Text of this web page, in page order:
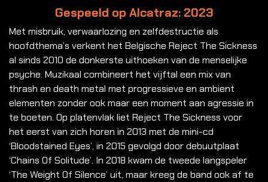
Gespeeld op Alcatraz: 2023
Met misbruik, verwaarlozing en zelfdestructie als
hoofdthema’s verkent het Belgische Reject The Sickness
al sinds 2010 de donkerste uithoeken van de menselijke
psyche. Muzikaal combineert het vijftal een mix van
thrash en death metal met progressieve en ambient
elementen zonder ook maar een moment aan agressie in
te boeten. Op platenvlak liet Reject The Sickness voor
het eerst van zich horen in 2013 met de mini-cd
‘Bloodstained Eyes’, in 2015 gevolgd door debuutplaat
‘Chains Of Solitude’. In 2018 kwam de tweede langspeler
‘The Weight Of Silence’ uit, maar kreeg de band ook af te